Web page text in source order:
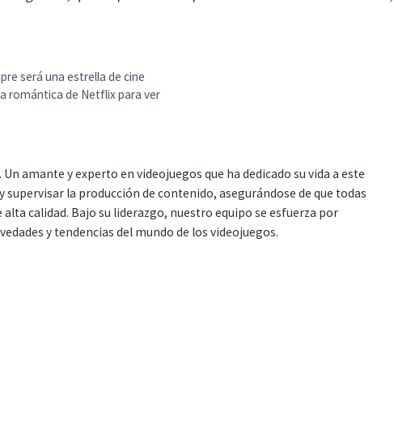
será una estrella de cine
romántica de Netflix para ver
amante y experto en videojuegos que ha dedicado su vida a este
supervisar la producción de contenido, asegurándose de que todas
calidad. Bajo su liderazgo, nuestro equipo se esfuerza por
y tendencias del mundo de los videojuegos.